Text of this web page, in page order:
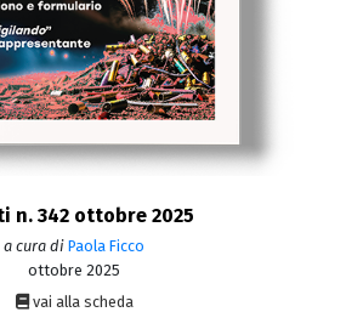
n. 342 ottobre 2025
a cura di Paola Ficco
ottobre 2025
vai alla scheda